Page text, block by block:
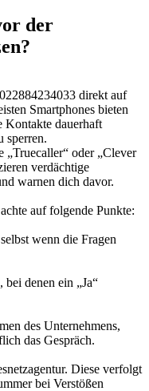
der
direkt auf
Smartphones bieten
dauerhaft
sperren.
„Truecaller“ oder „Clever
verdächtige
warnen dich davor.
auf folgende Punkte:
wenn die Fragen
denen ein „Ja“
des Unternehmens,
das Gespräch.
Diese verfolgt
bei Verstößen